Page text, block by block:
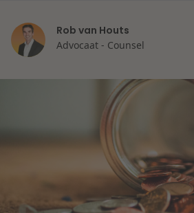
Aanbesteding & Mededinging
Aansprakelijkheid &
Dichtbij de wendbare
Rob van Houts
Advocaat - Counsel